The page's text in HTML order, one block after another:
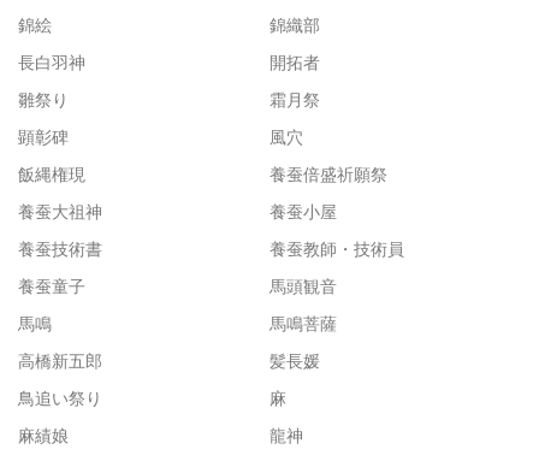
錦絵
錦織部
長白羽神
開拓者
雛祭り
霜月祭
顕彰碑
風穴
飯縄権現
養蚕倍盛祈願祭
養蚕大祖神
養蚕小屋
養蚕技術書
養蚕教師・技術員
養蚕童子
馬頭観音
馬鳴
馬鳴菩薩
高橋新五郎
髪長媛
鳥追い祭り
麻
麻績娘
龍神